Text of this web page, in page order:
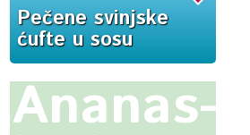
Pečene svinjske
ćufte u sosu
Ananas-